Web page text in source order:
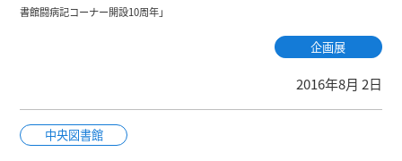
書館闘病記コーナー開設10周年｣
企画展
2016年8月 2日
中央図書館